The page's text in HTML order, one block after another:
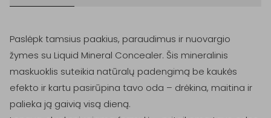
Paslėpk tamsius paakius, paraudimus ir nuovargio
žymes su Liquid Mineral Concealer. Šis mineralinis
maskuoklis suteikia natūralų padengimą be kaukės
efekto ir kartu pasirūpina tavo oda – drėkina, maitina ir
palieka ją gaivią visą dieną.